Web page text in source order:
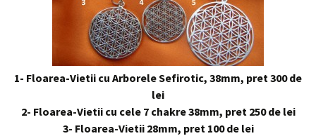
1- Floarea-Vietii cu Arborele Sefirotic, 38mm, pret 300 de
lei
2- Floarea-Vietii cu cele 7 chakre 38mm, pret 250 de lei
3- Floarea-Vietii 28mm, pret 100 de lei